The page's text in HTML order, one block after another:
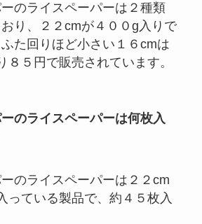
のライスペーパーは２種類
り、２２cmが４００g入りで
た回りほど小さい１６cmは
８５円で販売されています。
のライスペーパーは何枚入
のライスペーパーは２２cm
っている製品で、約４５枚入